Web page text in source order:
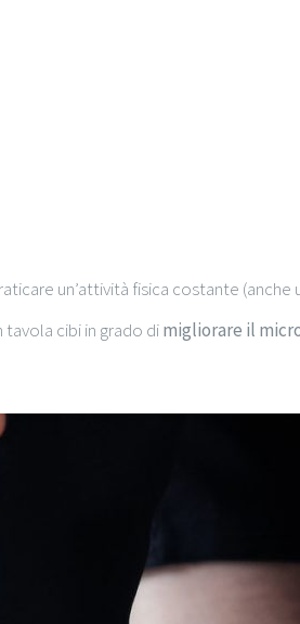
un’attività fisica costante (anche
cibi in grado dimigliorare il